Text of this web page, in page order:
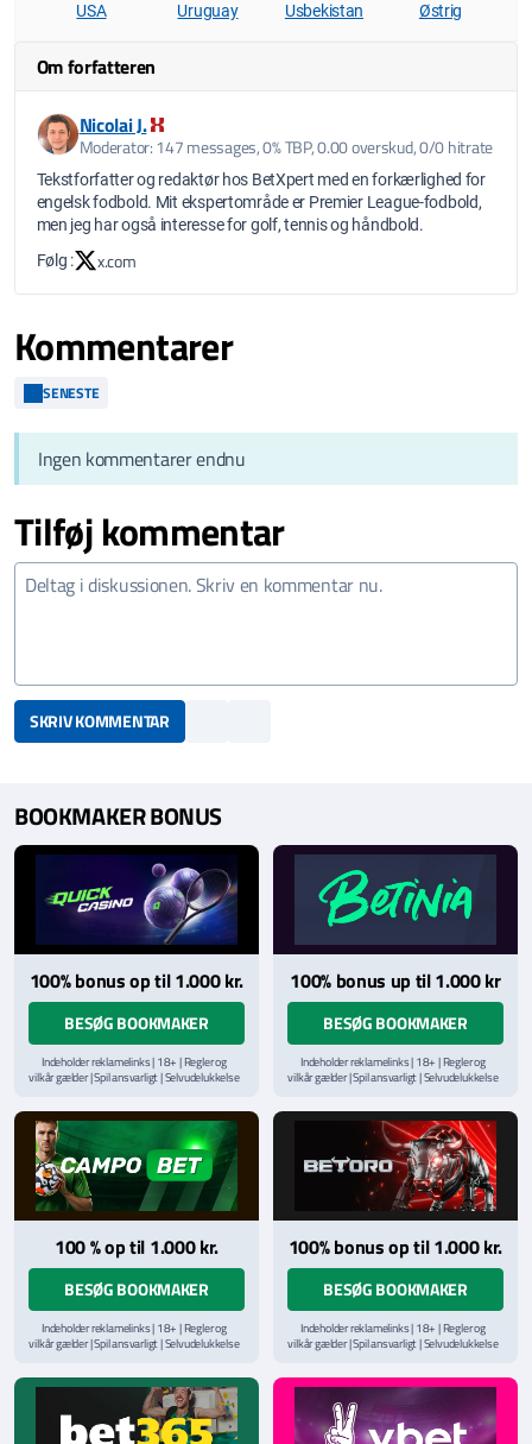
USA Uruguay Usbekistan Østrig
Om forfatteren
Nicolai J.
Moderator: 147 messages, 0% TBP, 0.00 overskud, 0/0 hitrate
Tekstforfatter og redaktør hos BetXpert med en forkærlighed for
engelsk fodbold. Mit ekspertområde er Premier League-fodbold,
men jeg har også interesse for golf, tennis og håndbold.
Følg :
x.com
Kommentarer
SENESTE
Ingen kommentarer endnu
Tilføj kommentar
SKRIV KOMMENTAR
BOOKMAKER BONUS
100% bonus op til 1.000 kr.
BESØG BOOKMAKER
Indeholder reklamelinks | 18+ | Regler og
vilkår gælder | Spil ansvarligt | Selvudelukkelse
hjælpelinje påStopSpillet.dk
Læs vilkår og betingelserher
100% bonus up til 1.000 kr
BESØG BOOKMAKER
Indeholder reklamelinks | 18+ | Regler og
vilkår gælder | Spil ansvarligt | Selvudelukkelse
hjælpelinje påStopSpillet.dk
Læs vilkår og betingelserher
100 % op til 1.000 kr.
BESØG BOOKMAKER
Indeholder reklamelinks | 18+ | Regler og
vilkår gælder | Spil ansvarligt | Selvudelukkelse
hjælpelinje påStopSpillet.dk
Læs vilkår og betingelserher
100% bonus op til 1.000 kr.
BESØG BOOKMAKER
Indeholder reklamelinks | 18+ | Regler og
vilkår gælder | Spil ansvarligt | Selvudelukkelse
hjælpelinje påStopSpillet.dk
Læs vilkår og betingelserher